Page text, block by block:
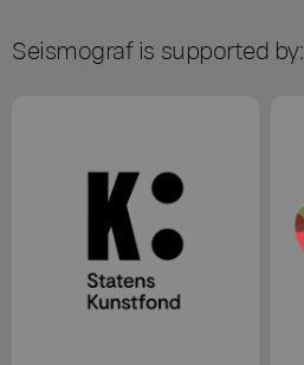
Seismograf is supported by: